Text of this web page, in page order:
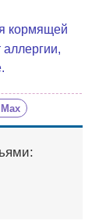
кормящей
Max